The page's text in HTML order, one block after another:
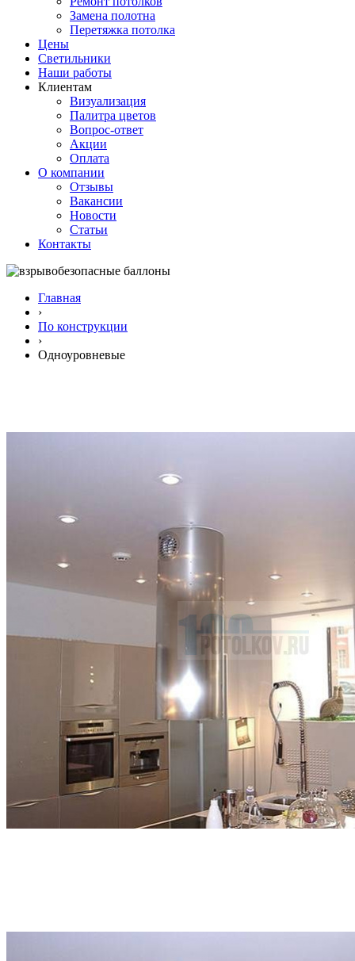
Замена полотна
Перетяжка потолка
Цены
Светильники
Наши работы
Клиентам
Визуализация
Палитра цветов
Вопрос-ответ
Акции
Оплата
О компании
Отзывы
Вакансии
Новости
Статьи
Контакты
Главная
›
По конструкции
›
Одноуровневые